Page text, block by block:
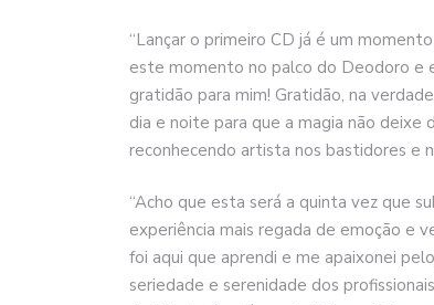
“Lançar o primeiro CD já é um
este momento no palco do Deodoro e
gratidão para mim! Gratidão, na
dia e noite para que a magia não
reconhecendo artista nos bastidores e
“Acho que esta será a quinta vez que
experiência mais regada de emoção e
foi aqui que aprendi e me apaixonei
seriedade e serenidade dos